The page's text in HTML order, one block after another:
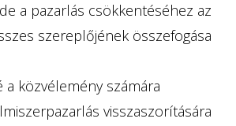
a pazarlás csökkentéséhez az
szereplőjének összefogása
közvélemény számára
visszaszorítására